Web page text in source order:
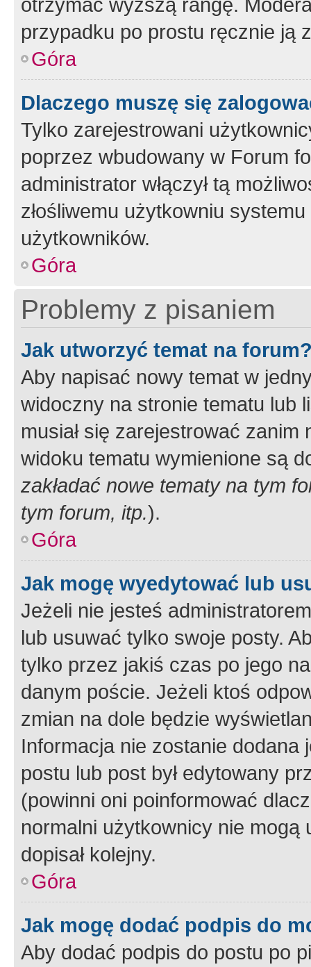
przypadku po prostu ręcznie ją
Góra
Dlaczego muszę się
Tylko zarejestrowani
poprzez wbudowany w Forum
administrator włączył tą
złośliwemu użytkowniu
użytkowników.
Góra
Problemy z pisaniem
Jak utworzyć temat na
Aby napisać nowy temat w
widoczny na stronie tematu lub
musiał się zarejestrować
widoku tematu wymienione są
zakładać nowe tematy na tym
tym forum, itp.).
Góra
Jak mogę wyedytować lub
Jeżeli nie jesteś
lub usuwać tylko swoje posty.
tylko przez jakiś czas po jego
danym poście. Jeżeli ktoś
zmian na dole będzie
Informacja nie zostanie dodana
postu lub post był edytowany
(powinni oni poinformować
normalni użytkownicy nie
dopisał kolejny.
Góra
Jak mogę dodać podpis do
Aby dodać podpis do postu po